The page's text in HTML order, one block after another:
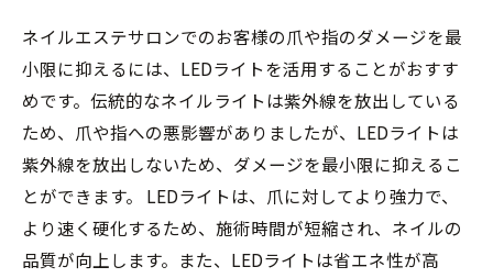
ネイルエステサロンでのお客様の爪や指のダメージを最
小限に抑えるには、LEDライトを活用することがおすす
めです。伝統的なネイルライトは紫外線を放出している
ため、爪や指への悪影響がありましたが、LEDライトは
紫外線を放出しないため、ダメージを最小限に抑えるこ
とができます。 LEDライトは、爪に対してより強力で、
より速く硬化するため、施術時間が短縮され、ネイルの
品質が向上します。また、LEDライトは省エネ性が高